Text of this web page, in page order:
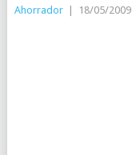
Ahorrador 18/05/2009